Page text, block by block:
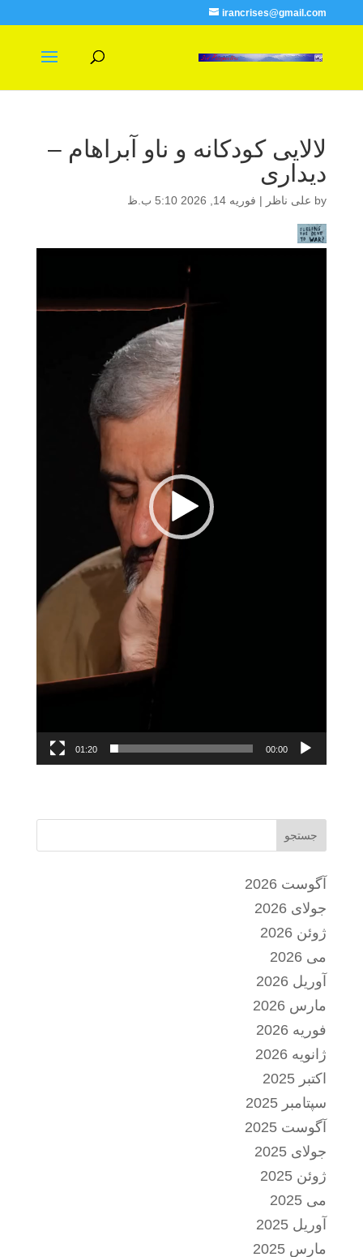
irancrises@gmail.com
لالایی کودکانه و ناو آبراهام –
دیداری
by علی ناظر | فوریه 14, 2026 5:10 ب.ظ
00:00
01:20
جستجو
آگوست 2026
جولای 2026
ژوئن 2026
می 2026
آوریل 2026
مارس 2026
فوریه 2026
ژانویه 2026
اکتبر 2025
سپتامبر 2025
آگوست 2025
جولای 2025
ژوئن 2025
می 2025
آوریل 2025
مارس 2025